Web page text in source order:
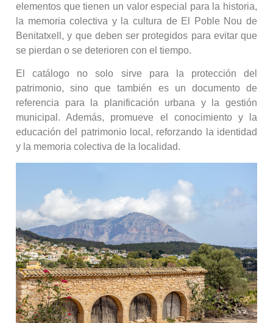
elementos que tienen un valor especial para la historia,
la memoria colectiva y la cultura de El Poble Nou de
Benitatxell, y que deben ser protegidos para evitar que
se pierdan o se deterioren con el tiempo.
El catálogo no solo sirve para la protección del
patrimonio, sino que también es un documento de
referencia para la planificación urbana y la gestión
municipal. Además, promueve el conocimiento y la
educación del patrimonio local, reforzando la identidad
y la memoria colectiva de la localidad.